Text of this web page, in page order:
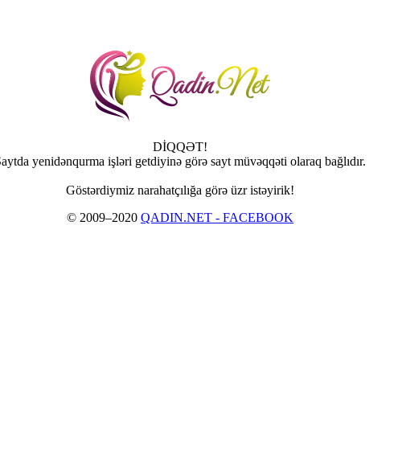
DİQQƏT!
yenidənqurma işləri getdiyinə görə sayt müvəqqəti olaraq bağlıdır.
Göstərdiymiz narahatçılığa görə üzr istəyirik!
© 2009–2020 QADIN.NET - FACEBOOK